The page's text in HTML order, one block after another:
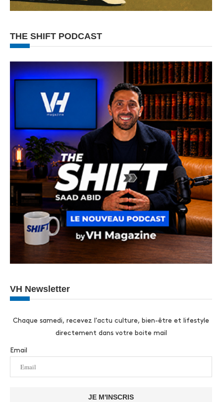
THE SHIFT PODCAST
VH Newsletter
Chaque samedi, recevez l'actu culture, bien-être et lifestyle
directement dans votre boite mail
Email
JE M'INSCRIS